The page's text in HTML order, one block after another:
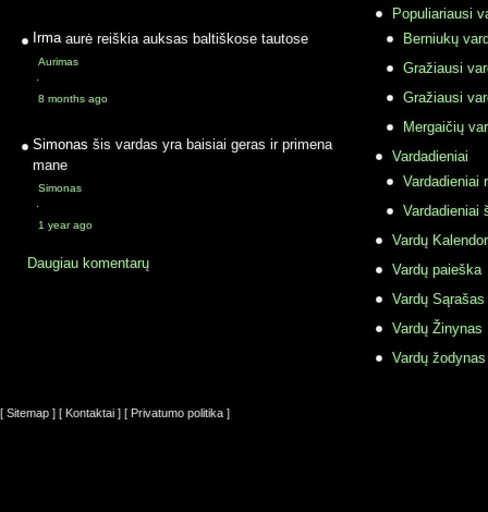
Irma aurė reiškia auksas baltiškose tautose
Aurimas
·
8 months ago
Simonas šis vardas yra baisiai geras ir primena
mane
Simonas
·
1 year ago
Daugiau komentarų
Populiariausi
Berniukų
Gražiausi
Gražiausi
Mergaičių
Vardadieniai
Vardadieniai
Vardadieniai
Vardų
Vardų paieška
Vardų Sąrašas
Vardų Žinynas
Vardų
[ Sitemap ] [ Kontaktai ] [ Privatumo politika ]